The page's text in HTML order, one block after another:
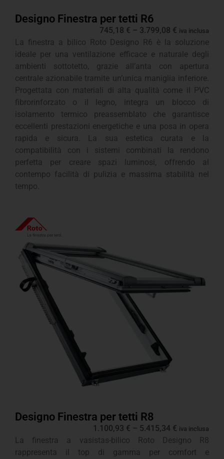
Designo Finestra per tetti R6
745,18 € – 3.799,08 € iva inclusa
La finestra a bilico Roto Designo R6 è la soluzione
ideale per una ventilazione efficace e naturale degli
ambienti sottotetto, grazie all’anta con apertura
centrale azionabile tramite un’unica maniglia inferiore.
Progettata con materiali di alta qualità come il PVC
fibrorinforzato o il legno, integra un blocco di
isolamento termico preassemblato che garantisce
eccellenti prestazioni energetiche e una posa in opera
rapida e sicura. La sua estetica curata e la
compatibilità con i sistemi combinati la rendono
perfetta per creare spazi luminosi, offrendo al
contempo facilità di pulizia e massima stabilità nel
tempo.
Designo Finestra per tetti R8
1.100,93 € – 5.415,34 € iva inclusa
La finestra a vasistas-bilico Roto Designo R8
rappresenta il top di gamma per comfort e